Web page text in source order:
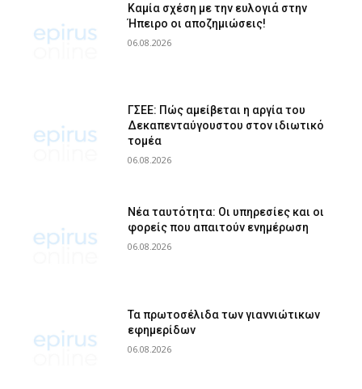
Καμία σχέση με την ευλογιά στην
Ήπειρο οι αποζημιώσεις!
06.08.2026
ΓΣΕΕ: Πώς αμείβεται η αργία του
Δεκαπενταύγουστου στον ιδιωτικό
τομέα
06.08.2026
Νέα ταυτότητα: Οι υπηρεσίες και οι
φορείς που απαιτούν ενημέρωση
06.08.2026
Τα πρωτοσέλιδα των γιαννιώτικων
εφημερίδων
06.08.2026